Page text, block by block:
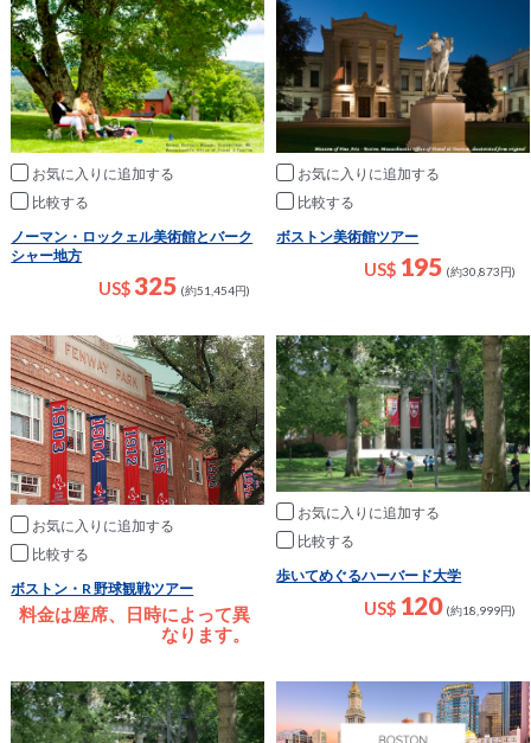
お気に入りに追加
比較
ノーマン・ロックェル美術館とバーク
シャー地方
US$325 (約51,454円)
お気に入りに追加
比較
ボストン美術館ツアー
US$ 195 (約30,873円)
お気に入りに追加
比較
ボストン・R 野球観戦ツアー
料金は座席、日時によって異
なります。
お気に入りに追加
比較
歩いてめぐるハーバード大学
US$ 120 (約18,999円)